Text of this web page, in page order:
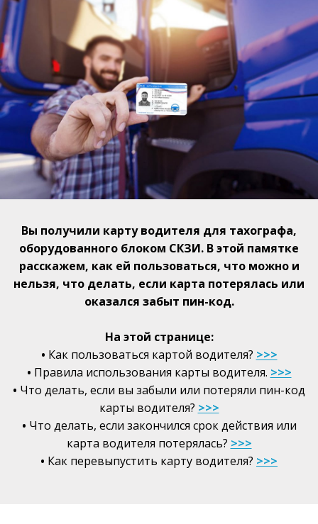
Вы получили карту водителя для тахографа,
оборудованного блоком СКЗИ. В этой памятке
расскажем, как ей пользоваться, что можно и
нельзя, что делать, если карта потерялась или
оказался забыт пин-код.
На этой странице:
• Как пользоваться картой водителя? >>>
• Правила использования карты водителя. >>>
• Что делать, если вы забыли или потеряли пин-код
карты водителя? >>>
• Что делать, если закончился срок действия или
карта водителя потерялась? >>>
• Как перевыпустить карту водителя? >>>